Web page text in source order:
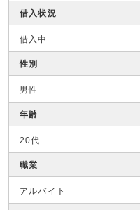
借入状況
借入中
性別
男性
年齢
20代
職業
アルバイト